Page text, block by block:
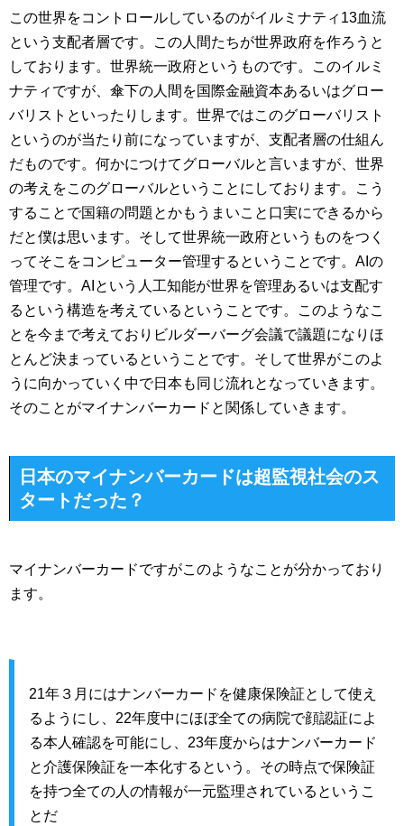
この世界をコントロールしているのがイルミナティ13血流
という支配者層です。この人間たちが世界政府を作ろうと
しております。世界統一政府というものです。このイルミ
ナティですが、傘下の人間を国際金融資本あるいはグロー
バリストといったりします。世界ではこのグローバリスト
というのが当たり前になっていますが、支配者層の仕組ん
だものです。何かにつけてグローバルと言いますが、世界
の考えをこのグローバルということにしております。こう
することで国籍の問題とかもうまいこと口実にできるから
だと僕は思います。そして世界統一政府というものをつく
ってそこをコンピューター管理するということです。AIの
管理です。AIという人工知能が世界を管理あるいは支配す
るという構造を考えているということです。このようなこ
とを今まで考えておりビルダーバーグ会議で議題になりほ
とんど決まっているということです。そして世界がこのよ
うに向かっていく中で日本も同じ流れとなっていきます。
そのことがマイナンバーカードと関係していきます。
日本のマイナンバーカードは超監視社会のス
タートだった？
マイナンバーカードですがこのようなことが分かっており
ます。
21年３月にはナンバーカードを健康保険証として使え
るようにし、22年度中にほぼ全ての病院で顔認証によ
る本人確認を可能にし、23年度からはナンバーカード
と介護保険証を一本化するという。その時点で保険証
を持つ全ての人の情報が一元監理されているというこ
とだ